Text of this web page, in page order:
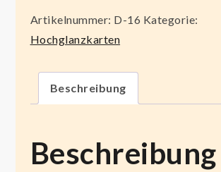
Artikelnummer: D-16 Kategorie:
Hochglanzkarten
Beschreibung
Beschreibung